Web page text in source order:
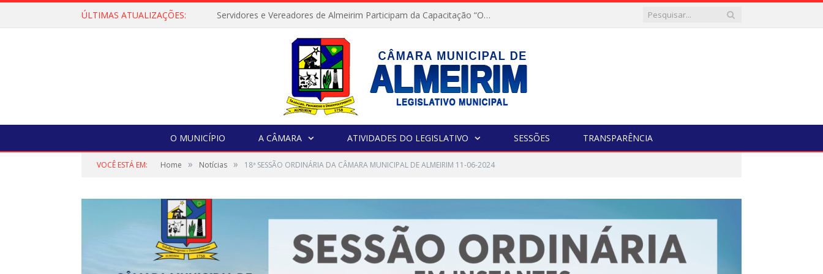
ÚLTIMAS ATUALIZAÇÕES: Servidores e Vereadores de Almeirim Participam da Capacitação “Orientar é a Nossa Missão”
O MUNICÍPIO A CÂMARA ATIVIDADES DO LEGISLATIVO SESSÕES TRANSPARÊNCIA
VOCÊ ESTÁ EM: Home » Notícias » 18ª SESSÃO ORDINÁRIA DA CÂMARA MUNICIPAL DE ALMEIRIM 11-06-2024